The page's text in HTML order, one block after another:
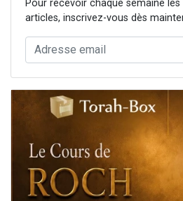
Pour recevoir chaque semaine
articles, inscrivez-vous dès